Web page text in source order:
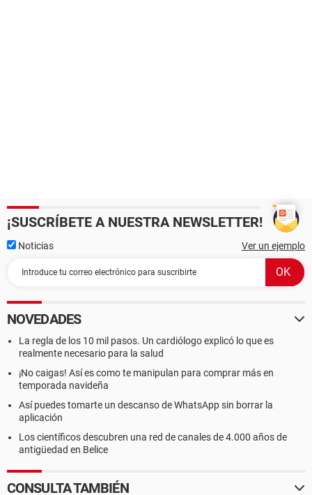
¡SUSCRÍBETE A NUESTRA NEWSLETTER!
Noticias Ver un ejemplo
NOVEDADES
La regla de los 10 mil pasos. Un cardiólogo explicó lo que es
realmente necesario para la salud
¡No caigas! Así es como te manipulan para comprar más en
temporada navideña
Así puedes tomarte un descanso de WhatsApp sin borrar la
aplicación
Los científicos descubren una red de canales de 4.000 años de
antigüedad en Belice
CONSULTA TAMBIÉN